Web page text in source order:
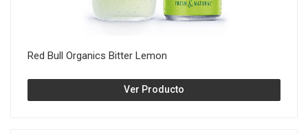
Red Bull Organics Bitter Lemon
Ver Producto